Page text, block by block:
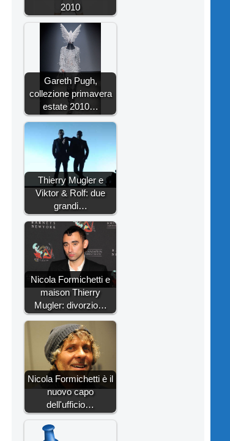
2010
Gareth Pugh,
collezione primavera
estate 2010…
Thierry Mugler e
Viktor & Rolf: due
grandi…
Nicola Formichetti e
maison Thierry
Mugler: divorzio…
Nicola Formichetti è il
nuovo capo
dell'ufficio…